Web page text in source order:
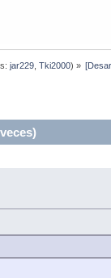
jar229, Tki2000) »